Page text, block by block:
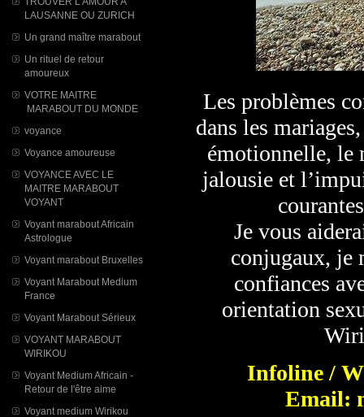
LAUSANNE OU ZURICH
Un grand maître marabout
Un rituel de retour
amoureux
VOTRE MAITRE
MARABOUT DU MONDE
voyance
Voyance amoureuse
VOYANCE AVEC LE
MAITRE MARABOUT
VOYANT
Voyant marabout Africain
Astrologue
Voyant marabout Bruxelles
Voyant Marabout Medium
France
Voyant Marabout Sérieux
VOYANT MARABOUT
WIRIKOU
Voyant Medium Africain -
Retour de l'être aime
Voyant medium Wirikou
Les problèmes
dans les
émotionnelle, le
jalousie et
Je vous
conjugaux, je
confiances
orientation
Infoline /
Email: